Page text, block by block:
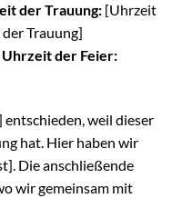
der Trauung: [Uhrzeit
Trauung]
Uhrzeit der Feier:
weil dieser
hat. Hier haben wir
Die anschließende
wir gemeinsam mit